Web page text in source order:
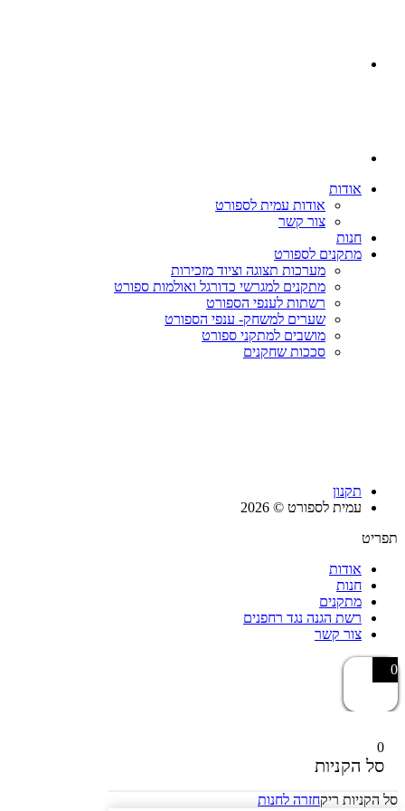
אודות
אודות עמית לספורט
צור קשר
חנות
מתקנים לספורט
מערכות תצוגה וציוד מזכירות
מתקנים למגרשי כדורגל ואולמות ספורט
רשתות לענפי הספורט
שערים למשחק- ענפי הספורט
מושבים למתקני ספורט
סככות שחקנים
תקנון
עמית לספורט © 2026
תפריט
אודות
חנות
מתקנים
רשת הגנה נגד רחפנים
צור קשר
0
0
סל הקניות
סל הקניות ריקחזרה לחנות